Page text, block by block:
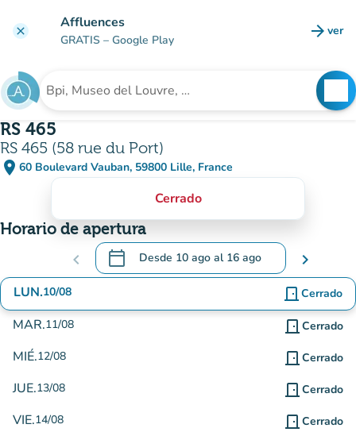
clear Affluences
GRATIS – Google Play arrow_forward ver
Buscar un establecimiento
RS 465
RS 465 (58 rue du Port)
place 60 Boulevard Vauban, 59800 Lille, France
(abrir en Google Maps)
(nueva pestaña)
Cerrado
Horario de apertura
chevron_left calendar_today Desde 10 ago al16 ago
.Abra el calendario para cambiar las fechas
chevron_right
LUN.10/08 door_front Cerrado
MAR.11/08 door_front Cerrado
MIÉ.12/08 door_front Cerrado
JUE.13/08 door_front Cerrado
VIE.14/08 door_front Cerrado